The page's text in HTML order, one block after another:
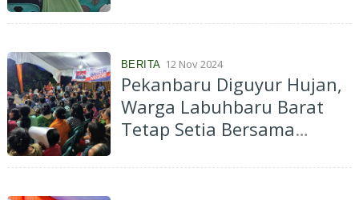
BERITA 12 Nov 2024
Pekanbaru Diguyur Hujan,
Warga Labuhbaru Barat
Tetap Setia Bersama